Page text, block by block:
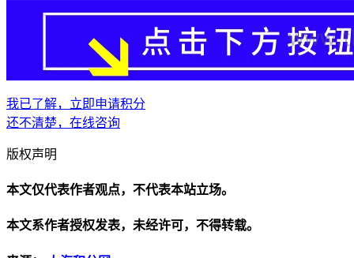
我已了解，立即申请积分
还不清楚，在线咨询
版权声明
本文仅代表作者观点，不代表本站立场。
本文系作者授权发表，未经许可，不得转载。